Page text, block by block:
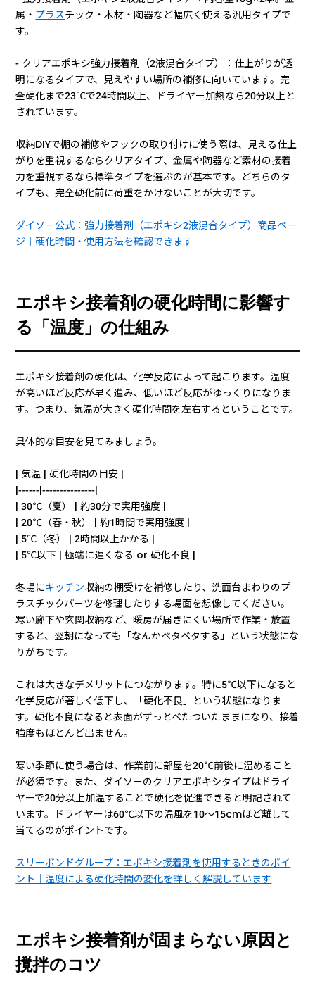
属・ プラスチック・木材・陶器など幅広く使える汎用タイプで
す。
- クリアエポキシ強力接着剤（2液混合タイプ）：仕上がりが透
明になるタイプで、見えやすい場所の補修に向いています。完
全硬化まで23℃で24時間以上、ドライヤー加熱なら20分以上と
されています。
収納DIYで棚の補修やフックの取り付けに使う際は、見える仕上
がりを重視するならクリアタイプ、金属や陶器など素材の接着
力を重視するなら標準タイプを選ぶのが基本です。どちらのタ
イプも、完全硬化前に荷重をかけないことが大切です。
ダイソー公式：強力接着剤（エポキシ2液混合タイプ）商品ペー
ジ｜硬化時間・使用方法を確認できます
エポキシ接着剤の硬化時間に影響す
る「温度」の仕組み
エポキシ接着剤の硬化は、化学反応によって起こります。温度
が高いほど反応が早く進み、低いほど反応がゆっくりになりま
す。つまり、気温が大きく硬化時間を左右するということです。
具体的な目安を見てみましょう。
| 気温 | 硬化時間の目安 |
|------|---------------|
| 30℃（夏） | 約30分で実用強度 |
| 20℃（春・秋） | 約1時間で実用強度 |
| 5℃（冬） | 2時間以上かかる |
| 5℃以下 | 極端に遅くなる or 硬化不良 |
冬場にキッチン収納の棚受けを補修したり、洗面台まわりのプ
ラスチックパーツを修理したりする場面を想像してください。
寒い廊下や玄関収納など、暖房が届きにくい場所で作業・放置
すると、翌朝になっても「なんかベタベタする」という状態にな
りがちです。
これは大きなデメリットにつながります。特に5℃以下になると
化学反応が著しく低下し、「硬化不良」という状態になりま
す。硬化不良になると表面がずっとべたついたままになり、接着
強度もほとんど出ません。
寒い季節に使う場合は、作業前に部屋を20℃前後に温めること
が必須です。また、ダイソーのクリアエポキシタイプはドライ
ヤーで20分以上加温することで硬化を促進できると明記されて
います。ドライヤーは60℃以下の温風を10〜15cmほど離して
当てるのがポイントです。
スリーボンドグループ：エポキシ接着剤を使用するときのポイ
ント｜温度による硬化時間の変化を詳しく解説しています
エポキシ接着剤が固まらない原因と
撹拌のコツ